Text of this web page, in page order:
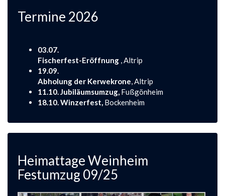
Termine 2026
03.07.
Fischerfest-Eröffnung , Altrip
19.09.
Abholung der Kerwekrone , Altrip
11.10. Jubiläumsumzug, Fußgönheim
18.10. Winzerfest, Bockenheim
Heimattage Weinheim
Festumzug 09/25